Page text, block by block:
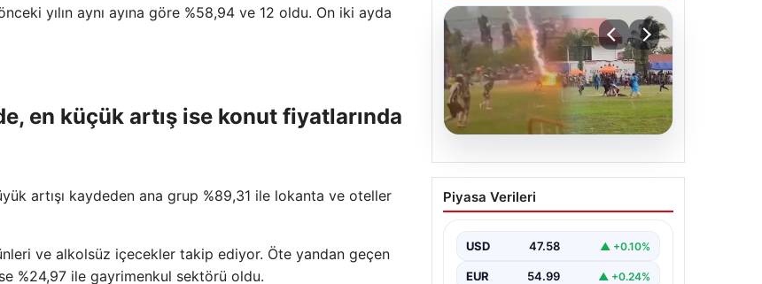
yılın aynı ayına göre %58,94 ve 12 oldu. On iki ayda
en küçük artış ise konut fiyatlarında
artışı kaydeden ana grup %89,31 ile lokanta ve oteller
ve alkolsüz içecekler takip ediyor. Öte yandan geçen
%24,97 ile gayrimenkul sektörü oldu.
05.08.2026
Olmaz denen oldu! Maç
sırasında yıldırım çarptı:
kaybetti
Piyasa Verileri
USD 47.58 ▲ +0.10%
EUR 54.99 ▲ +0.24%